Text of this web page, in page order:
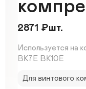
2871 ₽шт.
Используется на
ВК7Е ВК10Е
Для винтового